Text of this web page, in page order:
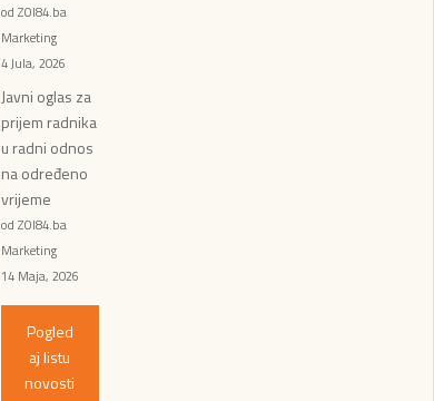
od ZOI84.ba
Marketing
4 Jula, 2026
Javni oglas za
prijem radnika
u radni odnos
na određeno
vrijeme
od ZOI84.ba
Marketing
14 Maja, 2026
Pogled
aj listu
novosti